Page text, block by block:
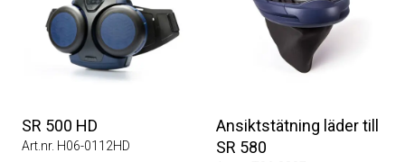
SR 500 HD
Art.nr. H06-0112HD
Ansiktstätning läder till
SR 580